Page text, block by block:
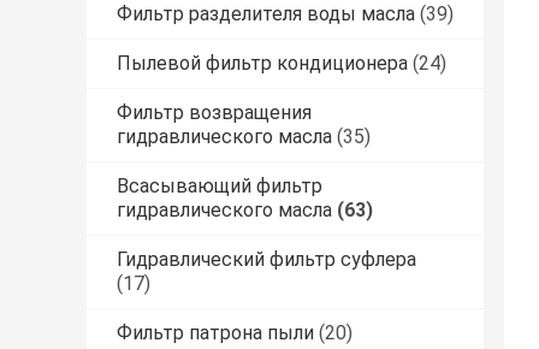
Фильтр разделителя воды масла (39)
Пылевой фильтр кондиционера (24)
Фильтр возвращения
гидравлического масла (35)
Всасывающий фильтр
гидравлического масла (63)
Гидравлический фильтр суфлера
(17)
Фильтр патрона пыли (20)